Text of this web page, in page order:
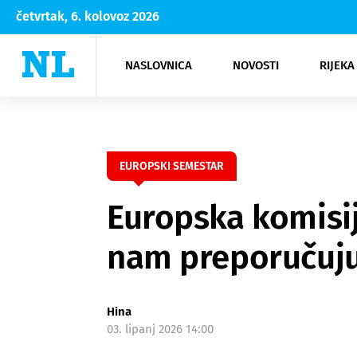
četvrtak, 6. kolovoz 2026
NASLOVNICA NOVOSTI
Rijeka Opatija
NK
Moda
Kultura
EUROPSKI SEMESTAR
Europska
nam
Hina
03. lipanj 2026 14:00